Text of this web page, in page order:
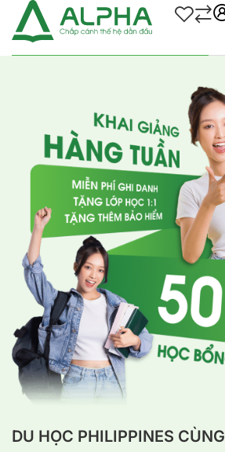
DU HỌC PHILIPPINES CÙNG